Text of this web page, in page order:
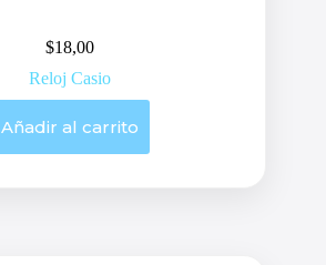
$18,00
Reloj Casio
Añadir al carrito